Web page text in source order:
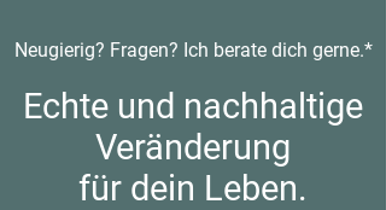
Neugierig? Fragen? Ich berate dich gerne.*
Echte und nachhaltige
Veränderung
für dein Leben.